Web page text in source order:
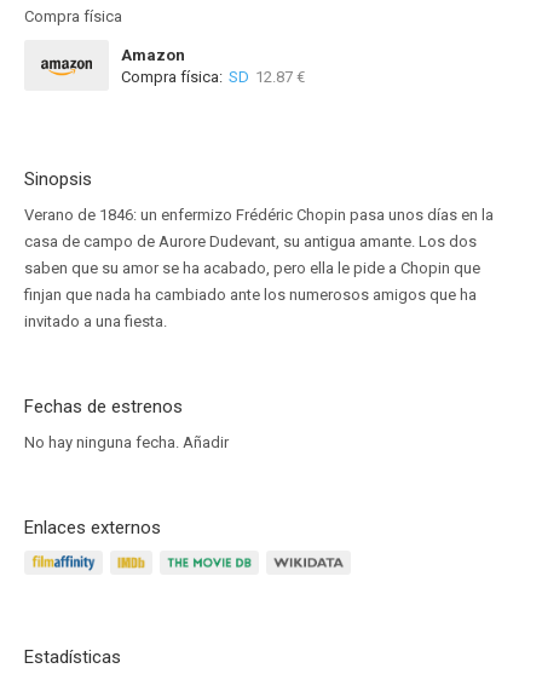
Compra física
Amazon
Compra física: SD 12.87 €
Sinopsis
Verano de 1846: un enfermizo Frédéric Chopin pasa unos días en la
casa de campo de Aurore Dudevant, su antigua amante. Los dos
saben que su amor se ha acabado, pero ella le pide a Chopin que
finjan que nada ha cambiado ante los numerosos amigos que ha
invitado a una fiesta.
Fechas de estrenos
No hay ninguna fecha. Añadir
Enlaces externos
Estadísticas